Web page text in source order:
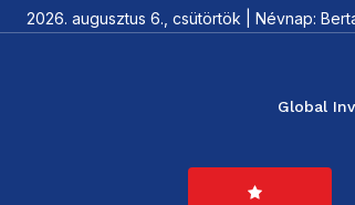
2026. augusztus 6., csütörtök | Névnap:
Global